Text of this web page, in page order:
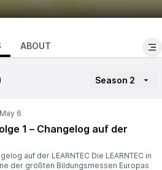
@changelogmakerspace
ABOUT
Season 2
1 – Changelog auf der
auf der LEARNTEC Die LEARNTEC in
der größten Bildungsmessen Europas